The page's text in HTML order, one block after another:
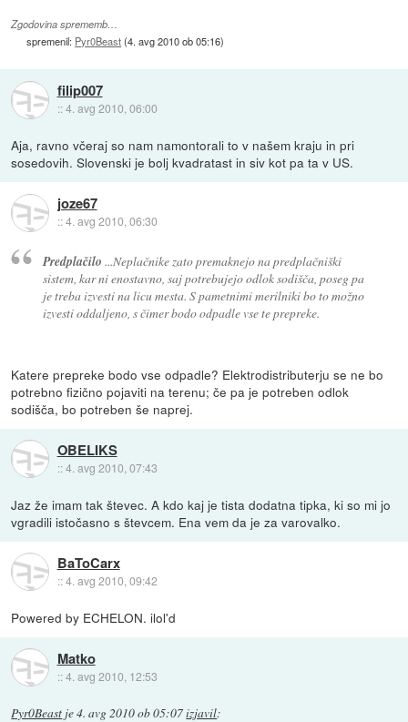
Zgodovina sprememb…
spremenil: Pyr0Beast(4. avg 2010 ob 05:16)
filip007
::4. avg 2010, 06:00
Aja, ravno včeraj so nam namontorali to v našem kraju in pri
sosedovih. Slovenski je bolj kvadratast in siv kot pa ta v US.
joze67
::4. avg 2010, 06:30
Predplačilo ...Neplačnike zato premaknejo na predplačniški
sistem, kar ni enostavno, saj potrebujejo odlok sodišča, poseg pa
je treba izvesti na licu mesta. S pametnimi merilniki bo to možno
izvesti oddaljeno, s čimer bodo odpadle vse te prepreke.
Katere prepreke bodo vse odpadle? Elektrodistributerju se ne bo
potrebno fizično pojaviti na terenu; če pa je potreben odlok
sodišča, bo potreben še naprej.
OBELIKS
::4. avg 2010, 07:43
Jaz že imam tak števec. A kdo kaj je tista dodatna tipka, ki so mi jo
vgradili istočasno s števcem. Ena vem da je za varovalko.
BaToCarx
::4. avg 2010, 09:42
Powered by ECHELON. ilol'd
Matko
::4. avg 2010, 12:53
Pyr0Beast je4. avg 2010 ob 05:07izjavil: